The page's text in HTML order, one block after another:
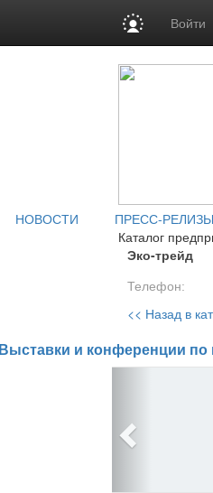
Войти
НОВОСТИ ПРЕСС-РЕЛИЗЫ
Каталог
Эко-трейд
Телефон:
<< Назад в
Выставки и конференции по